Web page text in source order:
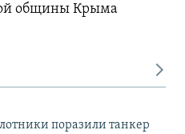
общины Крыма
поразили танкер